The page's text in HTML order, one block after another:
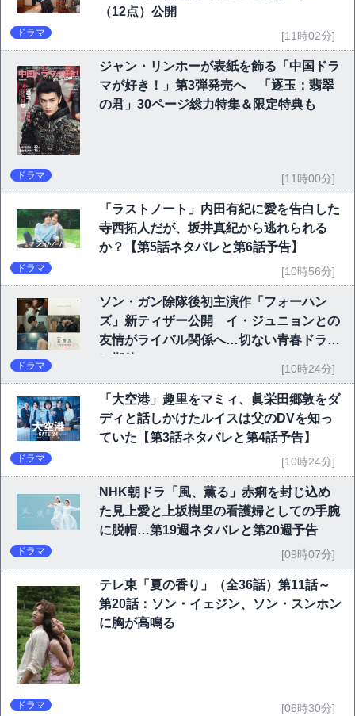
（12点）公開
ドラマ [11時02分]
ジャン・リンホーが表紙を飾る「中国ドラ
マが好き！」第3弾発売へ 「逐玉：翡翠
の君」30ページ総力特集＆限定特典も
ドラマ [11時00分]
「ラストノート」内田有紀に愛を告白した
寺西拓人だが、坂井真紀から逃れられる
か？【第5話ネタバレと第6話予告】
ドラマ [10時56分]
ソン・ガン除隊後初主演作「フォーハン
ズ」新ティザー公開 イ・ジュニョンとの
友情がライバル関係へ…切ない青春ドラマ
に期待
ドラマ [10時24分]
「大空港」趣里をマミィ、眞栄田郷敦をダ
ディと話しかけたルイスは父のDVを知っ
ていた【第3話ネタバレと第4話予告】
ドラマ [10時24分]
NHK朝ドラ「風、薫る」赤痢を封じ込め
た見上愛と上坂樹里の看護婦としての手腕
に脱帽…第19週ネタバレと第20週予告
ドラマ [09時07分]
テレ東「夏の香り」（全36話）第11話～
第20話：ソン・イェジン、ソン・スンホン
に胸が高鳴る
ドラマ [06時30分]